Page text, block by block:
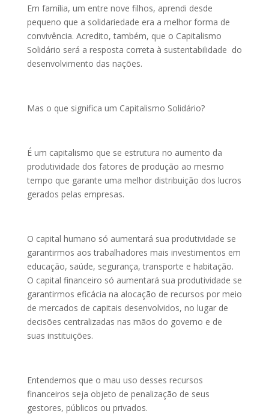
Em família, um entre nove filhos, aprendi desde
pequeno que a solidariedade era a melhor forma de
convivência. Acredito, também, que o Capitalismo
Solidário será a resposta correta à sustentabilidade do
desenvolvimento das nações.
Mas o que significa um Capitalismo Solidário?
É um capitalismo que se estrutura no aumento da
produtividade dos fatores de produção ao mesmo
tempo que garante uma melhor distribuição dos lucros
gerados pelas empresas.
O capital humano só aumentará sua produtividade se
garantirmos aos trabalhadores mais investimentos em
educação, saúde, segurança, transporte e habitação.
O capital financeiro só aumentará sua produtividade se
garantirmos eficácia na alocação de recursos por meio
de mercados de capitais desenvolvidos, no lugar de
decisões centralizadas nas mãos do governo e de
suas instituições.
Entendemos que o mau uso desses recursos
financeiros seja objeto de penalização de seus
gestores, públicos ou privados.